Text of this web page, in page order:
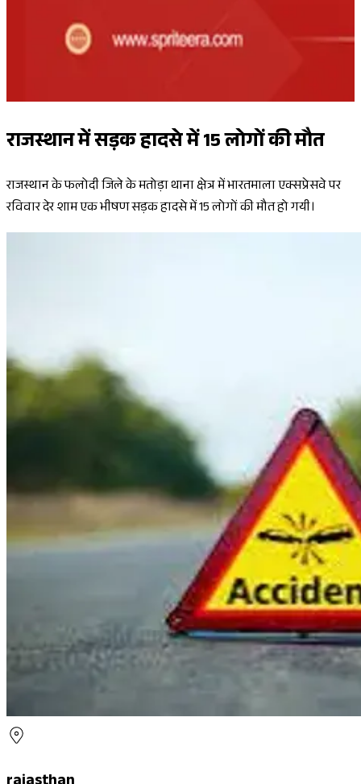
राजस्थान में सड़क हादसे में 15 लोगों की मौत
राजस्थान के फलोदी जिले के मतोड़ा थाना क्षेत्र में भारतमाला एक्सप्रेसवे पर
रविवार देर शाम एक भीषण सड़क हादसे में 15 लोगों की मौत हो गयी।